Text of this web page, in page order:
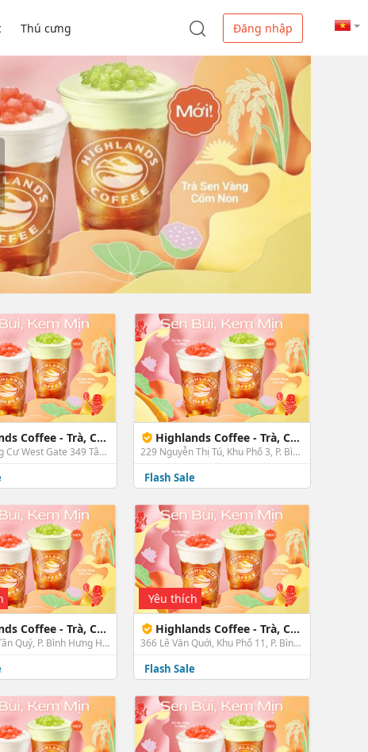
Thú cưng Đăng nhập
Cà Phê & Bánh - West Gate Bình Chánh
C2-15 Chung Cư West Gate 349 Tân Túc, TT. Tân Túc, Bình Chánh, TP. HCM
Highlands Coffee - Trà, Cà Phê & Bánh - 229 Nguyễn Thị Tú
229 Nguyễn Thị Tú, Khu Phố 3, P. Bình Hưng Hòa B, Bình Tân, TP. HCM
Flash Sale
Trà, Cà Phê & Bánh - 925 Tân Kỳ Tân Quý
925 Tân Kỳ Tân Quý, P. Bình Hưng Hoà A, Bình Tân, TP. HCM
Yêu thích
Highlands Coffee - Trà, Cà Phê & Bánh - 366 Lê Văn Quới
366 Lê Văn Quới, Khu Phố 11, P. Bình Hưng Hòa, Bình Tân, TP. HCM
Flash Sale